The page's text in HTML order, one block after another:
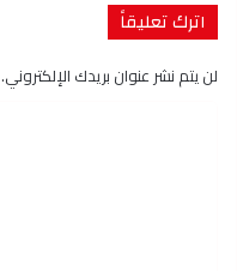
اترك تعليقاً
لن يتم نشر عنوان بريدك الإلكتروني.